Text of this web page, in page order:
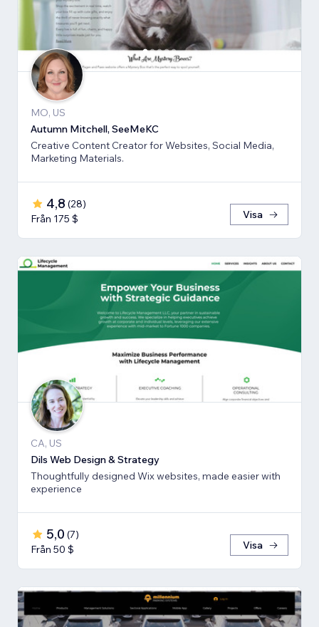
MO, US
Autumn Mitchell, SeeMeKC
Creative Content Creator for Websites, Social Media,
Marketing Materials.
4,8 (28)
Från 175 $
Visa
CA, US
Dils Web Design & Strategy
Thoughtfully designed Wix websites, made easier with
experience
5,0 (7)
Från 50 $
Visa